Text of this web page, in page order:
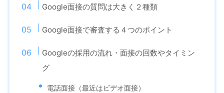
Google面接の質問は大きく２種類
Google面接で審査する４つのポイント
Googleの採用の流れ・面接の回数やタイミン
グ
電話面接（最近はビデオ面接）